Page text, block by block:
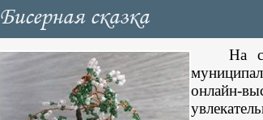
Бисерная сказка
На
онлайн-